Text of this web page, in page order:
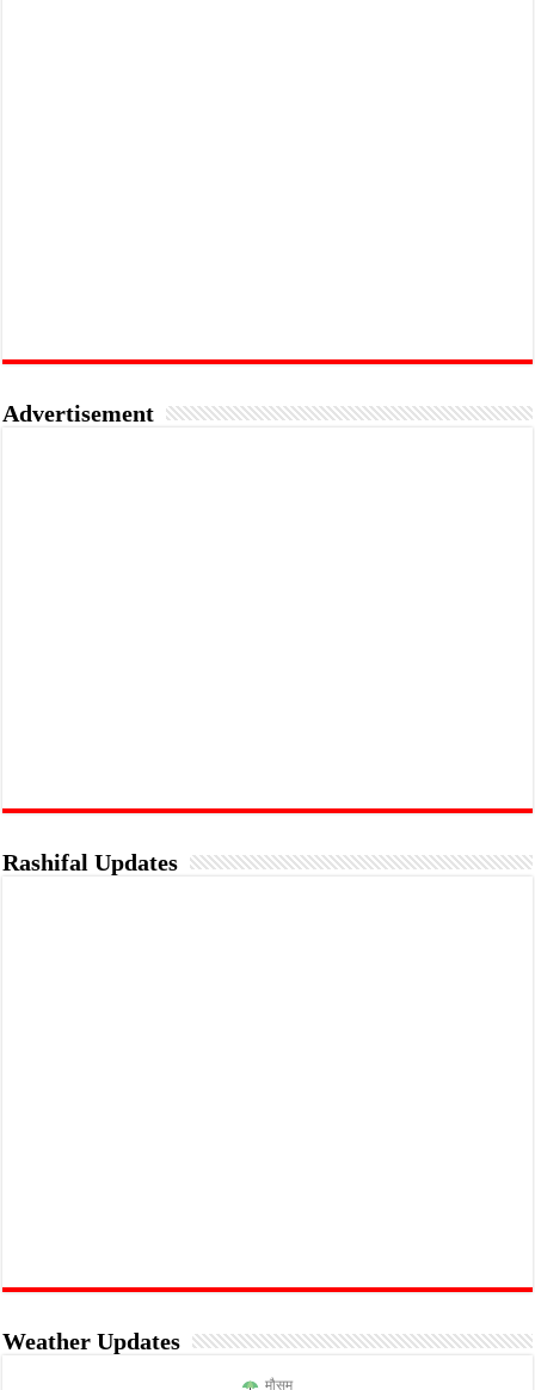
Advertisement
Rashifal Updates
Weather Updates
मौसम